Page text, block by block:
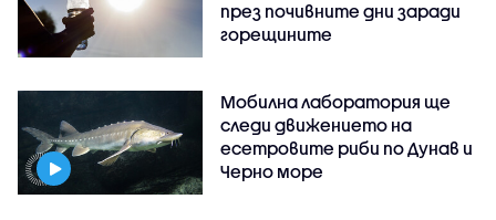
през почивните дни заради
горещините
Мобилна лаборатория ще
следи движението на
есетровите риби по Дунав и
Черно море